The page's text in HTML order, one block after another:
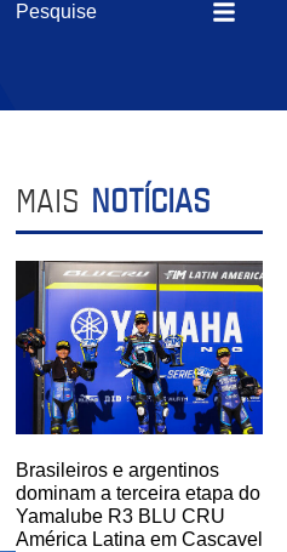
MAIS NOTÍCIAS
Brasileiros e argentinos
dominam a terceira etapa do
Yamalube R3 BLU CRU
América Latina em Cascavel